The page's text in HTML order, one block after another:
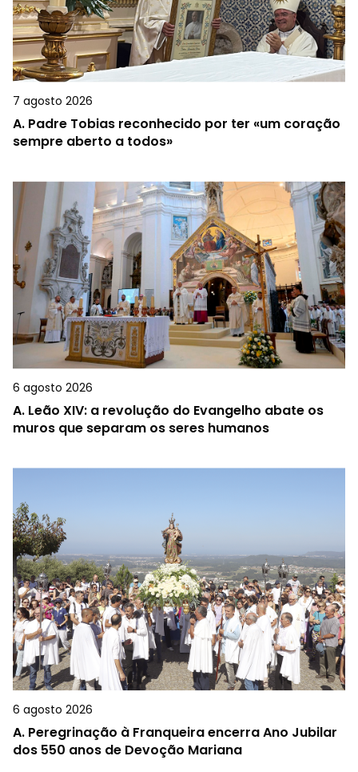
7 agosto 2026
A. Padre Tobias reconhecido por ter «um coração
sempre aberto a todos»
6 agosto 2026
A. Leão XIV: a revolução do Evangelho abate os
muros que separam os seres humanos
6 agosto 2026
A. Peregrinação à Franqueira encerra Ano Jubilar
dos 550 anos de Devoção Mariana